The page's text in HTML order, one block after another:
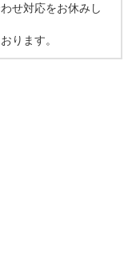
せ対応をお休みし
ります。